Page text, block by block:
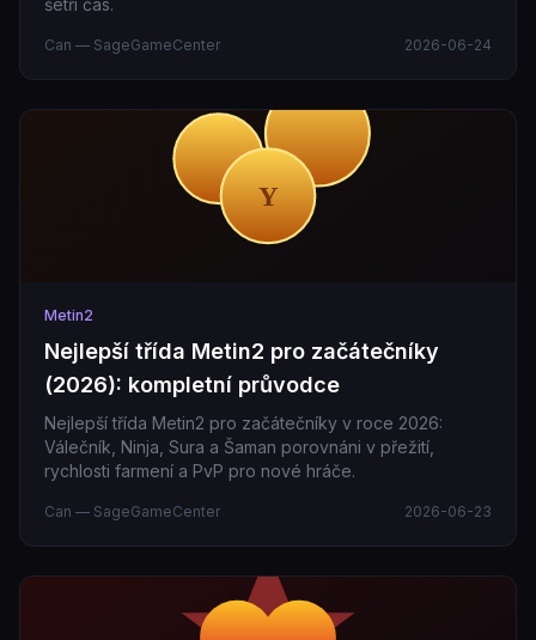
Can — SageGameCenter 2026-06-24
Metin2
Nejlepší třída Metin2 pro začátečníky
(2026): kompletní průvodce
Nejlepší třída Metin2 pro začátečníky v roce 2026:
Válečník, Ninja, Sura a Šaman porovnáni v přežití,
rychlosti farmení a PvP pro nové hráče.
Can — SageGameCenter 2026-06-23